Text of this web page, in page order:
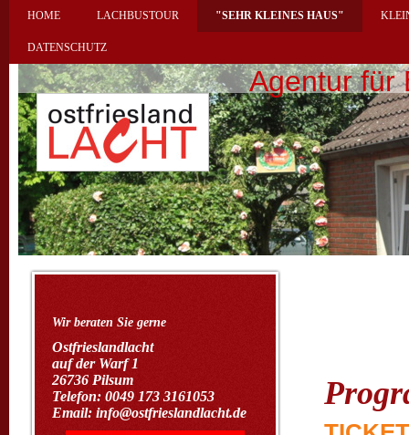
HOME LACHBUSTOUR "SEHR KLEINES HAUS"
DATENSCHUTZ
Agentur für
Wir beraten Sie gerne
Ostfrieslandlacht
auf der Warf 1
26736 Pilsum
Telefon: 0049 173 3161053
Email: info@ostfrieslandlacht.de